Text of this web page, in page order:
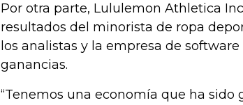
Por otra parte, Lululemon Athletica
resultados del minorista de ropa
los analistas y la empresa de
ganancias.
“Tenemos una economía que ha sido